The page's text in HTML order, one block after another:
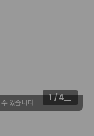
있습니다 1/4